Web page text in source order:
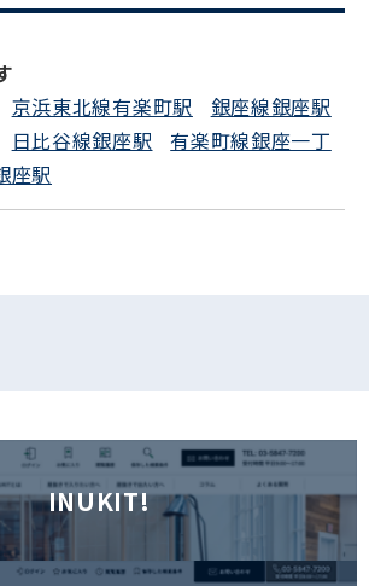
フォームでお問い合わせ
京浜東北線有楽町駅
銀座線銀座駅
日比谷線銀座駅
有楽町線銀座一丁
座駅
INUKIT!